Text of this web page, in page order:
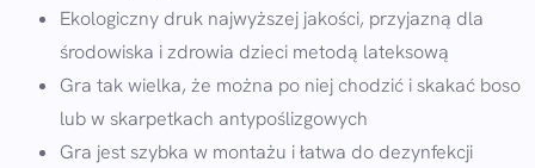
Ekologiczny druk najwyższej jakości, przyjazną dla
środowiska i zdrowia dzieci metodą lateksową
Gra tak wielka, że można po niej chodzić i skakać boso
lub w skarpetkach antypoślizgowych
Gra jest szybka w montażu i łatwa do dezynfekcji